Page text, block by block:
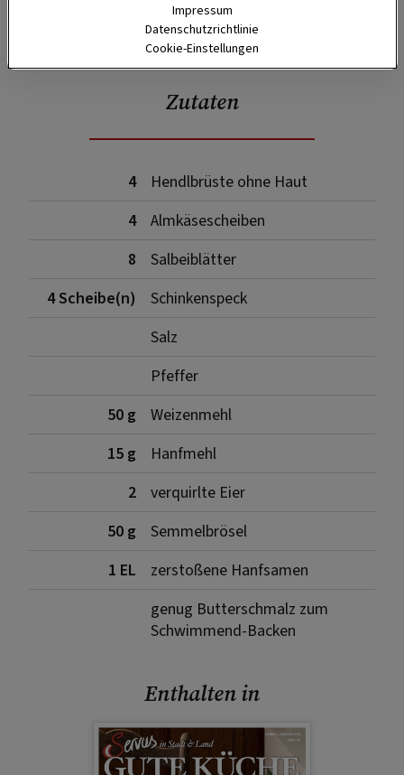
SPEICHERN DRUCKEN
Zutaten
4
Hendlbrüste ohne Haut
4
Almkäsescheiben
8
Salbeiblätter
4 Scheibe(n)
Schinkenspeck
Salz
Pfeffer
50 g
Weizenmehl
15 g
Hanfmehl
2
verquirlte Eier
50 g
Semmelbrösel
1 EL
zerstoßene Hanfsamen
genug Butterschmalz zum
Schwimmend-Backen
Enthalten in
Impressum
Datenschutzrichtlinie
Cookie-Einstellungen